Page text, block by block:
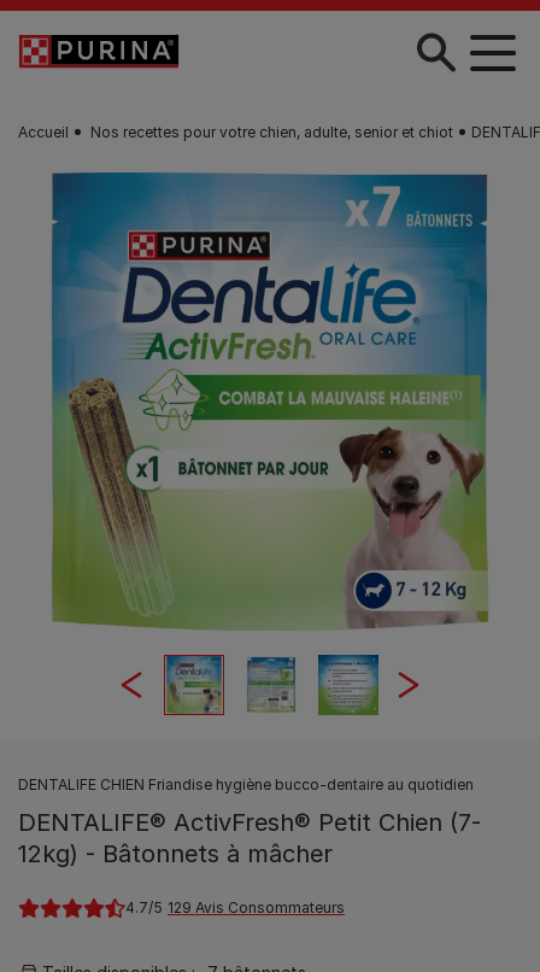
Skip to main content
Accueil Nos recettes pour votre chien, adulte, senior et chiot
DENTALIFE CHIEN Friandise hygiène bucco-dentaire au quotidien
DENTALIFE® ActivFresh® Petit Chien (7-
12kg) - Bâtonnets à mâcher
4.7 129 Avis Consommateurs